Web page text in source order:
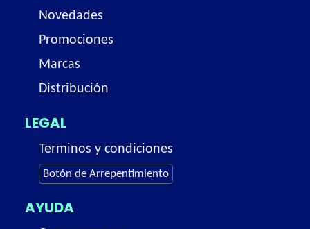
Novedades
Promociones
Marcas
Distribución
LEGAL
Terminos y condiciones
Botón de Arrepentimiento
AYUDA